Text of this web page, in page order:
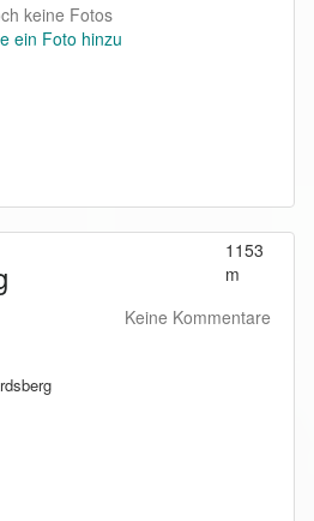
keine Fotos
ein Foto hinzu
1153
m
Keine Kommentare